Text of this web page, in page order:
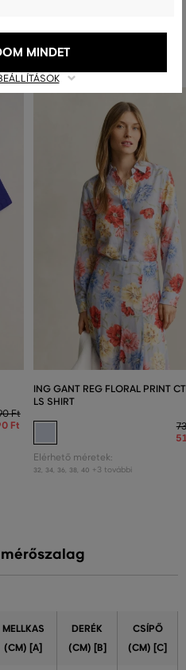
Ft
Ft
ING GANT REG FLORAL PRINT
LS SHIRT
Elérhető méretek:
32 34 36 38 40 +3 további
MELLKAS
(CM) [A]
DERÉK
(CM) [B]
CSÍPŐ
(CM) [C]
MINDET